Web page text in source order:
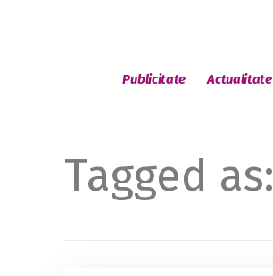
Publicitate Actualitate
Tagged as: